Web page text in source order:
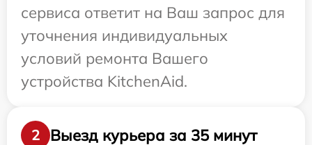
сервиса ответит на Ваш запрос для
уточнения индивидуальных
условий ремонта Вашего
устройства KitchenAid.
2 Выезд курьера за 35 минут